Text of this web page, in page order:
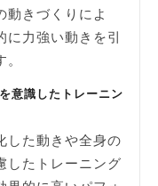
動きづくりによ
に力強い動きを引
意識したトレーニン
した動きや全身の
したトレーニング